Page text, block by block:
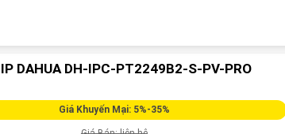
DAHUA DH-IPC-PT2249B2-S-PV-PRO
Giá Khuyến Mại: 5%-35%